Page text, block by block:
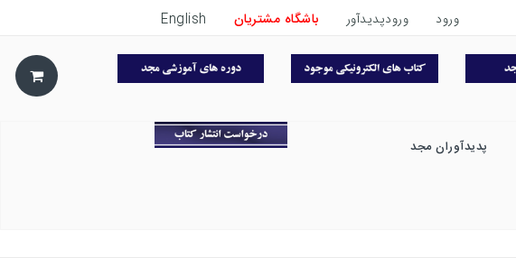
ورود ورودپدیدآور باشگاه مشتریان English
پدیدآوران مجد